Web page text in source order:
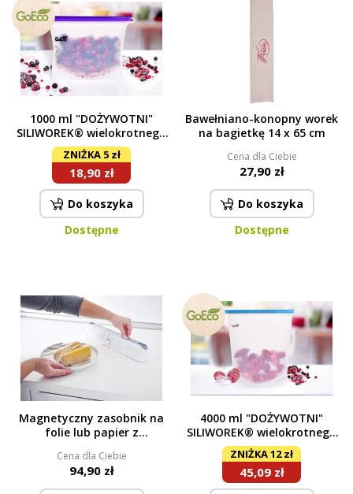
1000 ml "DOŻYWOTNI"
SILIWOREK® wielokrotnego
użytku woreczek silikonowt
na żywność GoEco®
fioletowy
ZNIŻKA 5 zł
18,90 zł
Do koszyka
Dostępne
Bawełniano-konopny worek
na bagietkę 14 x 65 cm
Cena dla Ciebie
27,90 zł
Do koszyka
Dostępne
Magnetyczny zasobnik na
folie lub papier z
ROLOKRÓJ
Cena dla Ciebie
94,90 zł
4000 ml "DOŻYWOTNI"
SILIWOREK® wielokrotnego
użytku woreczek silikonowy
na żywność GoEco®
niebieski
ZNIŻKA 12 zł
45,09 zł